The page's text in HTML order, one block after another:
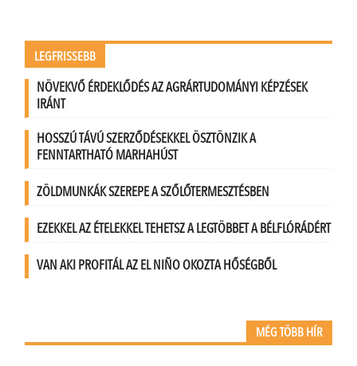
LEGFRISSEBB
NÖVEKVŐ ÉRDEKLŐDÉS AZ AGRÁRTUDOMÁNYI KÉPZÉSEK
IRÁNT
HOSSZÚ TÁVÚ SZERZŐDÉSEKKEL ÖSZTÖNZIK A
FENNTARTHATÓ MARHAHÚST
ZÖLDMUNKÁK SZEREPE A SZŐLŐTERMESZTÉSBEN
EZEKKEL AZ ÉTELEKKEL TEHETSZ A LEGTÖBBET A BÉLFLÓRÁDÉRT
VAN AKI PROFITÁL AZ EL NIÑO OKOZTA HŐSÉGBŐL
MÉG TÖBB HÍR